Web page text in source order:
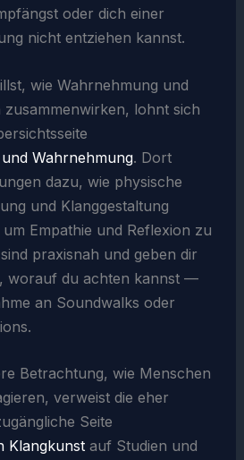
oder dich einer
nicht entziehen kannst.
wie Wahrnehmung und
zusammenwirken, lohnt sich
Wahrnehmung. Dort
dazu, wie physische
und Klanggestaltung
Empathie und Reflexion zu
praxisnah und geben dir
worauf du achten kannst —
an Soundwalks oder
Betrachtung, wie Menschen
verweist die eher
Seite
Klangkunstauf Studien und